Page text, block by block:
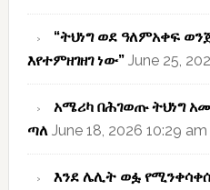
“ትህነግ ወደ ዓለምአቀፍ
እየተምዘገዘገ ነው” June 25,
አሜሪካ በሕገወጡ ትህነግ
ጣለ June 18, 2026 10:29 am
እንደ ሌሊት ወፏ